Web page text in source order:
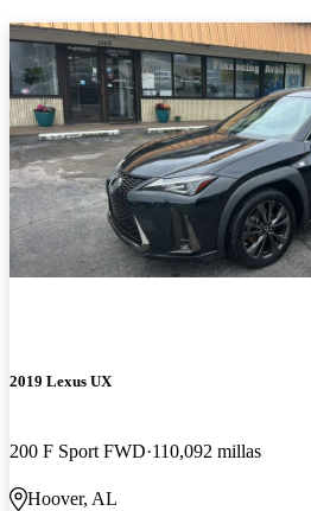
2019 Lexus UX
200 F Sport FWD 110,092 millas
Hoover, AL